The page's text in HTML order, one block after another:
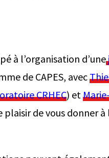
à l’organisation d’une
de CAPES, avec
CRHEC) et
plaisir de vous donner